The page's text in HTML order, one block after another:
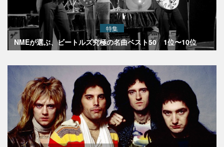
特集
NMEが選ぶ、ビートルズ究極の名曲ベスト50 1位〜10位